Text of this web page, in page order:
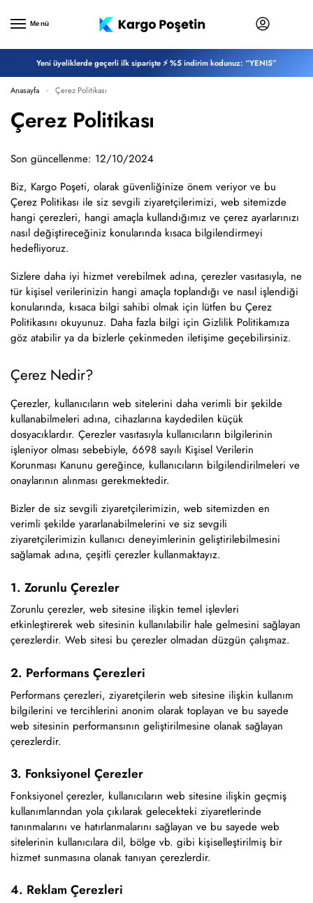
Menü
Yeni üyeliklerde geçerli ilk siparişte ⚡ %5 indirim kodunuz: “YENI5”
Anasayfa » Çerez Politikası
Çerez Politikası
Son güncellenme: 12/10/2024
Biz, Kargo Poşeti, olarak güvenliğinize önem veriyor ve bu
Çerez Politikası ile siz sevgili ziyaretçilerimizi, web sitemizde
hangi çerezleri, hangi amaçla kullandığımız ve çerez ayarlarınızı
nasıl değiştireceğiniz konularında kısaca bilgilendirmeyi
hedefliyoruz.
Sizlere daha iyi hizmet verebilmek adına, çerezler vasıtasıyla, ne
tür kişisel verilerinizin hangi amaçla toplandığı ve nasıl işlendiği
konularında, kısaca bilgi sahibi olmak için lütfen bu Çerez
Politikasını okuyunuz. Daha fazla bilgi için Gizlilik Politikamıza
göz atabilir ya da bizlerle çekinmeden iletişime geçebilirsiniz.
Çerez Nedir?
Çerezler, kullanıcıların web sitelerini daha verimli bir şekilde
kullanabilmeleri adına, cihazlarına kaydedilen küçük
dosyacıklardır. Çerezler vasıtasıyla kullanıcıların bilgilerinin
işleniyor olması sebebiyle, 6698 sayılı Kişisel Verilerin
Korunması Kanunu gereğince, kullanıcıların bilgilendirilmeleri ve
onaylarının alınması gerekmektedir.
Bizler de siz sevgili ziyaretçilerimizin, web sitemizden en
verimli şekilde yararlanabilmelerini ve siz sevgili
ziyaretçilerimizin kullanıcı deneyimlerinin geliştirilebilmesini
sağlamak adına, çeşitli çerezler kullanmaktayız.
1. Zorunlu Çerezler
Zorunlu çerezler, web sitesine ilişkin temel işlevleri
etkinleştirerek web sitesinin kullanılabilir hale gelmesini sağlayan
çerezlerdir. Web sitesi bu çerezler olmadan düzgün çalışmaz.
2. Performans Çerezleri
Performans çerezleri, ziyaretçilerin web sitesine ilişkin kullanım
bilgilerini ve tercihlerini anonim olarak toplayan ve bu sayede
web sitesinin performansının geliştirilmesine olanak sağlayan
çerezlerdir.
3. Fonksiyonel Çerezler
Fonksiyonel çerezler, kullanıcıların web sitesine ilişkin geçmiş
kullanımlarından yola çıkılarak gelecekteki ziyaretlerinde
tanınmalarını ve hatırlanmalarını sağlayan ve bu sayede web
sitelerinin kullanıcılara dil, bölge vb. gibi kişiselleştirilmiş bir
hizmet sunmasına olanak tanıyan çerezlerdir.
4. Reklam Çerezleri